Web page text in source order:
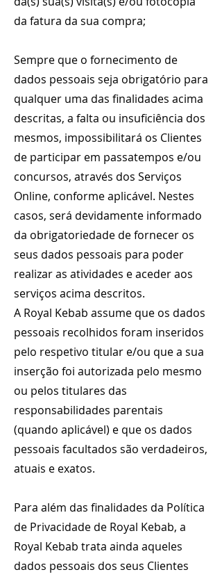
da fatura da sua compra;
Sempre que o fornecimento de
dados pessoais seja obrigatório para
qualquer uma das finalidades acima
descritas, a falta ou insuficiência dos
mesmos, impossibilitará os Clientes
de participar em passatempos e/ou
concursos, através dos Serviços
Online, conforme aplicável. Nestes
casos, será devidamente informado
da obrigatoriedade de fornecer os
seus dados pessoais para poder
realizar as atividades e aceder aos
serviços acima descritos.
A Royal Kebab assume que os dados
pessoais recolhidos foram inseridos
pelo respetivo titular e/ou que a sua
inserção foi autorizada pelo mesmo
ou pelos titulares das
responsabilidades parentais
(quando aplicável) e que os dados
pessoais facultados são verdadeiros,
atuais e exatos.
Para além das finalidades da Política
de Privacidade de Royal Kebab, a
Royal Kebab trata ainda aqueles
dados pessoais dos seus Clientes